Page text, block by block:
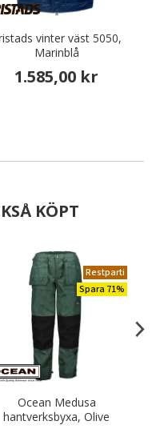
vinter väst 5050,
Marinblå
1.585,00 kr
KÖPT
Restparti
Spara 71%
Ocean Medusa
hantverksbyxa, Olive